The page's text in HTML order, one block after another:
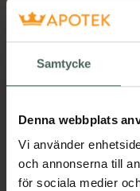
Samtycke
Denna webbplats
Vi använder
och annonserna till
för sociala medier
Köp
Beskrivning